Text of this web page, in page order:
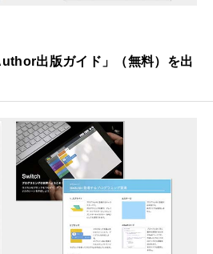
出版ガイド」（無料）を出